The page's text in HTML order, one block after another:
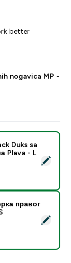
better
nogavica MP -
Loopback
Duks sa
Plava - L
тренерка
правог